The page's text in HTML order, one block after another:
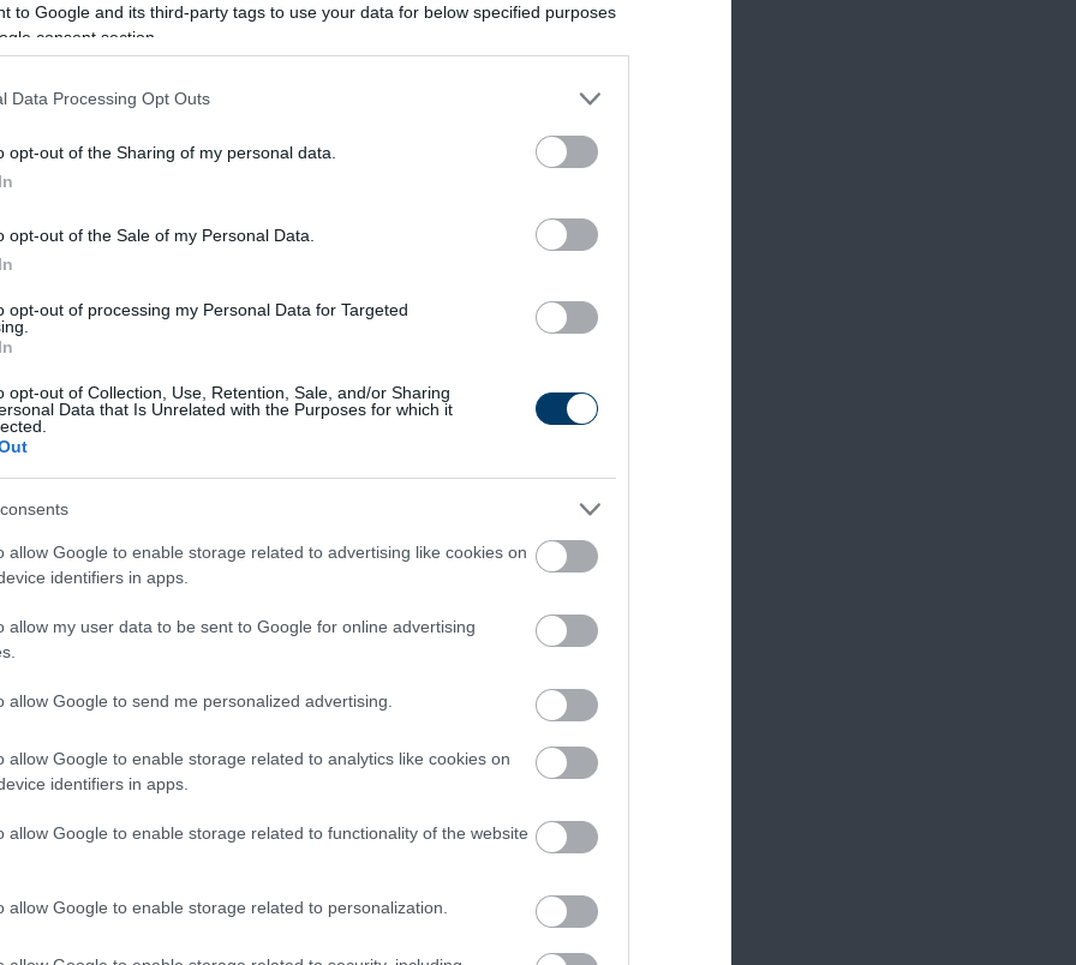
to Google and its third-party tags to use your data for below specified purposes
consent section.
Data Processing Opt Outs
opt-out of the Sharing of my personal data.
opt-out of the Sale of my Personal Data.
opt-out of processing my Personal Data for Targeted
opt-out of Collection, Use, Retention, Sale, and/or Sharing
Data that Is Unrelated with the Purposes for which it
allow Google to enable storage related to advertising like cookies on
identifiers in apps.
allow my user data to be sent to Google for online advertising
allow Google to send me personalized advertising.
allow Google to enable storage related to analytics like cookies on
identifiers in apps.
allow Google to enable storage related to functionality of the website
allow Google to enable storage related to personalization.
számára ez a kép épült róla, miközben
már2010 előtt is közel 40 ingatlan volt a nevén
, amelyeket
szerzett meg
hívnak
Lévai Anikó a háttérbőlirányít egy másik dimenziót. A házaspár
termőföldek, vidéki birtokok
feleség nevére írt vagyonelemek
lehetőséget biztosítanak arra, hogy
– így a családi gazdaság kiterjesztése a közvagyon irányába
mérhető hatalom
legnagyobbfehér foltja. Miközbena jótékonyság álarca mögé bújik,
,ingatlanvagyonának és gazdasági pozícióinak alakulása komoly
társa Orbán Viktornak, hanem
még mindig alig értjük – de mindenképp
újragondolásra
mérhető hatalom
legnagyobbfehér foltja . Miközben a jótékonyság álarca mögé bújik,
társa Orbán Viktornak, hanem csendben és szinte
még mindig alig értjük – de mindenképp